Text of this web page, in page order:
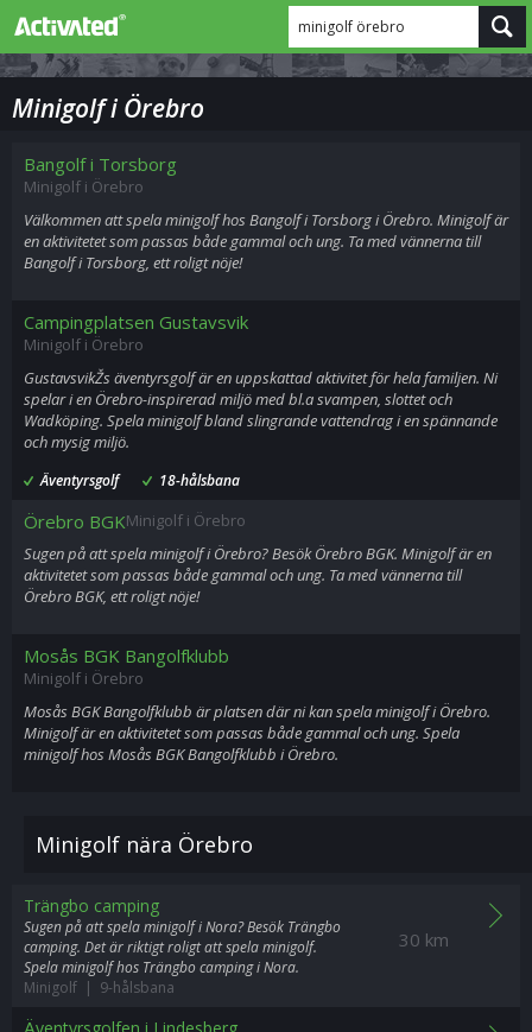
minigolf örebro
Minigolf i Örebro
Bangolf i Torsborg
Minigolf i Örebro
Välkommen att spela minigolf hos Bangolf i Torsborg i Örebro. Minigolf är
en aktivitetet som passas både gammal och ung. Ta med vännerna till
Bangolf i Torsborg, ett roligt nöje!
Campingplatsen Gustavsvik
Minigolf i Örebro
GustavsvikŽs äventyrsgolf är en uppskattad aktivitet för hela familjen. Ni
spelar i en Örebro-inspirerad miljö med bl.a svampen, slottet och
Wadköping. Spela minigolf bland slingrande vattendrag i en spännande
och mysig miljö.
Äventyrsgolf 18-hålsbana
Örebro BGKMinigolf i Örebro
Sugen på att spela minigolf i Örebro? Besök Örebro BGK. Minigolf är en
aktivitetet som passas både gammal och ung. Ta med vännerna till
Örebro BGK, ett roligt nöje!
Mosås BGK Bangolfklubb
Minigolf i Örebro
Mosås BGK Bangolfklubb är platsen där ni kan spela minigolf i Örebro.
Minigolf är en aktivitetet som passas både gammal och ung. Spela
minigolf hos Mosås BGK Bangolfklubb i Örebro.
Minigolf nära Örebro
30 km
Trängbo camping
Sugen på att spela minigolf i Nora? Besök Trängbo
camping. Det är riktigt roligt att spela minigolf.
Spela minigolf hos Trängbo camping i Nora.
Minigolf | 9-hålsbana